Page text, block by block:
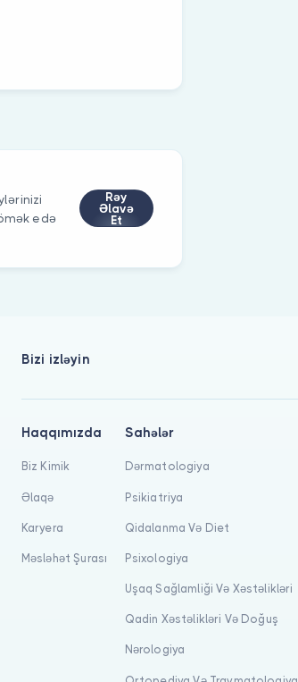
edə
Rəy
Əlavə
Et
Bizi izləyin
Haqqımızda
Biz Kimik
Əlaqə
Karyera
Məsləhət Şurası
Sahələr
Dərmatologiya
Psikiatriya
Qidalanma Və Diet
Psixologiya
Uşaq Sağlamliği Və Xəstəlikləri
Qadin Xəstəlikləri Və Doğuş
Nərologiya